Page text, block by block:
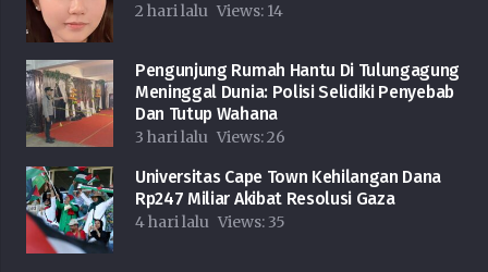
2 hari lalu Views: 14
Pengunjung Rumah Hantu Di Tulungagung
Meninggal Dunia: Polisi Selidiki Penyebab
Dan Tutup Wahana
3 hari lalu Views:26
Universitas Cape Town Kehilangan Dana
Rp247 Miliar Akibat Resolusi Gaza
4 hari lalu Views: 35